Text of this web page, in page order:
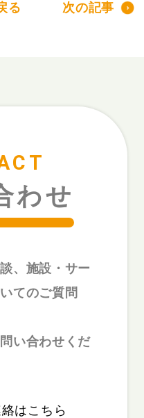
る 次の記事
わせ
、施設・サー
てのご質問
い合わせくだ
はこちら